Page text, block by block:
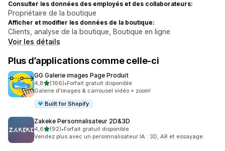
Consulter les données des employés et des collaborateurs:
Propriétaire de la boutique
Afficher et modifier les données de la boutique:
Clients, analyse de la boutique, Boutique en ligne
Voir les détails
Plus d’applications comme celle-ci
GG Galerie images Page Produit
4,8étoile(s) sur 5
(166)
166 avis au total
•Forfait gratuit disponible
Galerie d'images & carrousel vidéo + zoom!
Built for Shopify
Zakeke Personnalisateur 2D&3D
4,6étoile(s) sur 5
(92)
92 avis au total
•Forfait gratuit disponible
Vendez plus avec un personnalisateur IA : 3D, AR et essayage